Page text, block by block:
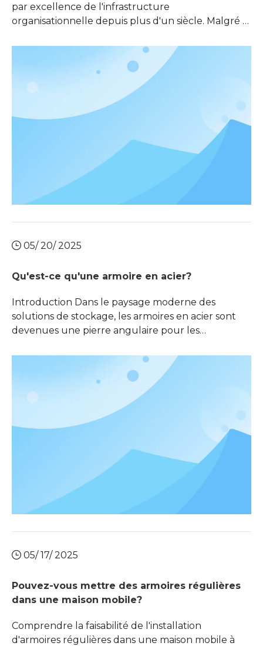
par excellence de l'infrastructure
organisationnelle depuis plus d'un siècle. Malgré la
physique continuent de jouer un rôle vital dans
les bureaux, les écoles et les maisons du monde
entier. Ils servent de référentiels sécurisés pour IM
05/ 20/ 2025
Qu'est-ce qu'une armoire en acier?
Introduction Dans le paysage moderne des
solutions de stockage, les armoires en acier sont
devenues une pierre angulaire pour les
construction robuste et leur conception
polyvalente en font un choix préféré pour
organiser en toute sécurité un large éventail
d'articles, à partir de documents critiques
05/ 17/ 2025
Pouvez-vous mettre des armoires régulières
dans une maison mobile?
Comprendre la faisabilité de l'installation
d'armoires régulières dans une maison mobile à